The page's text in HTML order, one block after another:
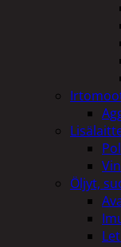
Öljyt,